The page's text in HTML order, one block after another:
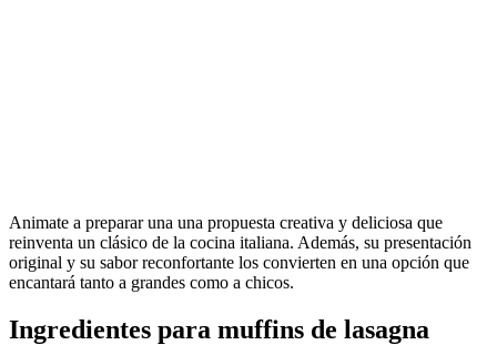
Animate a preparar una una propuesta creativa y deliciosa que
reinventa un clásico de la cocina italiana. Además, su presentación
original y su sabor reconfortante los convierten en una opción que
encantará tanto a grandes como a chicos.
Ingredientes para muffins de lasagna